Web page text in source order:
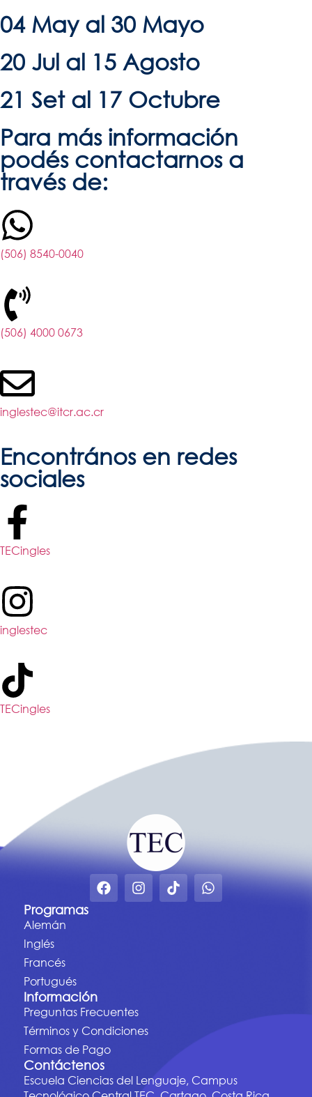
04 May al 30 Mayo
20 Jul al 15 Agosto
21 Set al 17 Octubre
Para más información
podés contactarnos a
través de:
(506) 8540-0040
(506) 4000 0673
inglestec@itcr.ac.cr
Encontrános en redes
sociales
TECingles
inglestec
TECingles
Programas
Alemán
Inglés
Francés
Portugués
Información
Preguntas Frecuentes
Términos y Condiciones
Formas de Pago
Contáctenos
Escuela Ciencias del Lenguaje, Campus